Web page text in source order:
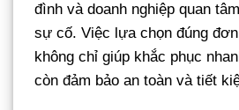
đình và doanh nghiệp quan
sự cố. Việc lựa chọn đúng
không chỉ giúp khắc phục
còn đảm bảo an toàn và tiết